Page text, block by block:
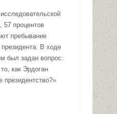
57 процентов
пребывание
В ходе
был задан вопрос:
как Эрдоган
президентство?»